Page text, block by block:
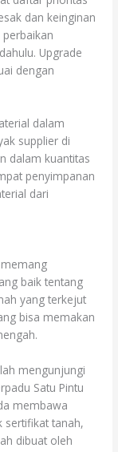
dan keinginan
Upgrade
dengan
dalam
supplier di
dalam kuantitas
penyimpanan
dari
baik tentang
yang terkejut
bisa memakan
mengunjungi
Satu Pintu
membawa
sertifikat tanah,
dibuat oleh